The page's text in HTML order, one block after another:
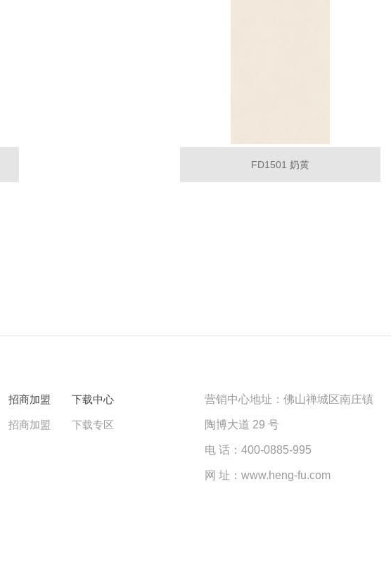
FD1501 奶黄
招商加盟
招商加盟
下载中心
下载专区
营销中心地址：佛山禅城区南庄镇
陶博大道 29 号
电 话：400-0885-995
网 址：www.heng-fu.com